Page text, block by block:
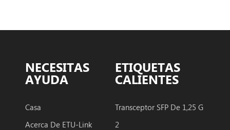
NECESITAS
AYUDA
Casa
Acerca De ETU-Link
ETIQUETAS
CALIENTES
Transceptor SFP De 1,25 G
2